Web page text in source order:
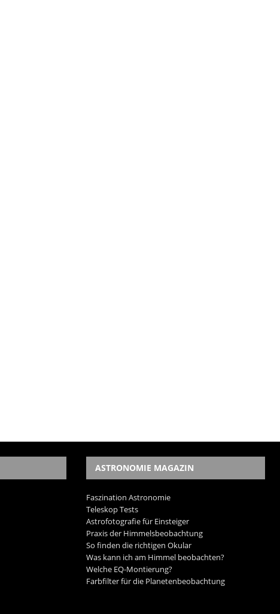
ASTRONOMIE MAGAZIN
Faszination Astronomie
Teleskop Tests
Astrofotografie für Einsteiger
Praxis der Himmelsbeobachtung
So finden die richtigen Okular
Was kann ich am Himmel beobachten?
Welche EQ-Montierung?
Farbfilter für die Planetenbeobachtung